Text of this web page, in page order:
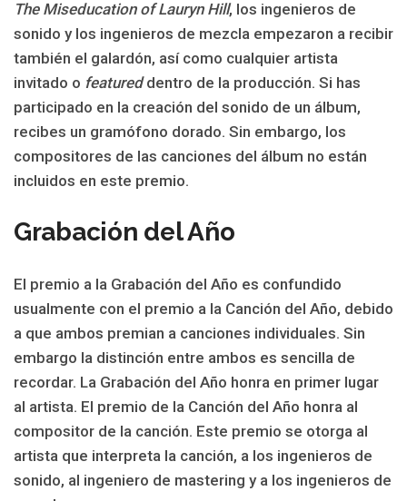
The Miseducation of Lauryn Hill, los ingenieros de
sonido y los ingenieros de mezcla empezaron a recibir
también el galardón, así como cualquier artista
invitado o featureddentro de la producción. Si has
participado en la creación del sonido de un álbum,
recibes un gramófono dorado. Sin embargo, los
compositores de las canciones del álbum no están
incluidos en este premio.
Grabación del Año
El premio a la Grabación del Año es confundido
usualmente con el premio a la Canción del Año, debido
a que ambos premian a canciones individuales. Sin
embargo la distinción entre ambos es sencilla de
recordar. La Grabación del Año honra en primer lugar
al artista. El premio de la Canción del Año honra al
compositor de la canción. Este premio se otorga al
artista que interpreta la canción, a los ingenieros de
sonido, al ingeniero de mastering y a los ingenieros de